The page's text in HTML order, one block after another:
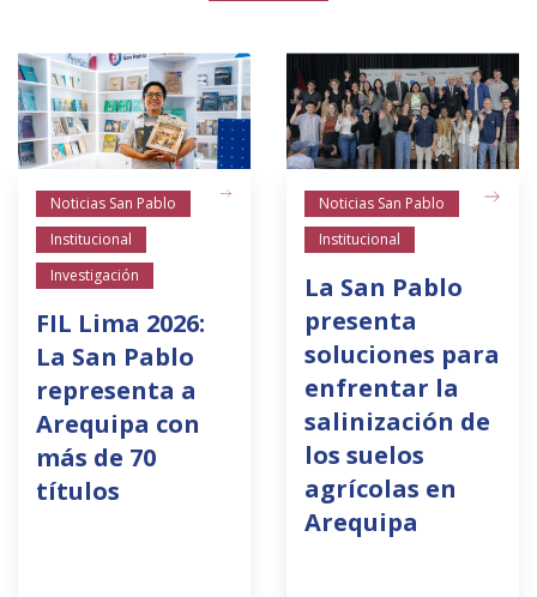
Noticias San Pablo
Institucional
Investigación
FIL Lima 2026:
La San Pablo
representa a
Arequipa con
más de 70
títulos
Noticias San Pablo
Institucional
La San Pablo
presenta
soluciones para
enfrentar la
salinización de
los suelos
agrícolas en
Arequipa